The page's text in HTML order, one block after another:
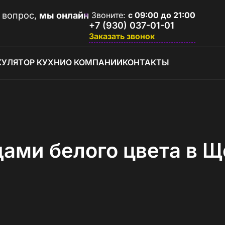
вопрос, мы онлайн Звоните: с 09:00 до 21:00
+7 (930) 037-01-01
Заказать звонок
КУХНИО КОМПАНИИКОНТАКТЫ
белого цвета в